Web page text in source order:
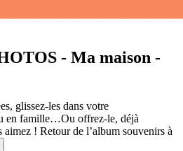
- Ma maison -
glissez-les dans votre
en famille…Ou offrez-le, déjà
! Retour de l’album souvenirs à